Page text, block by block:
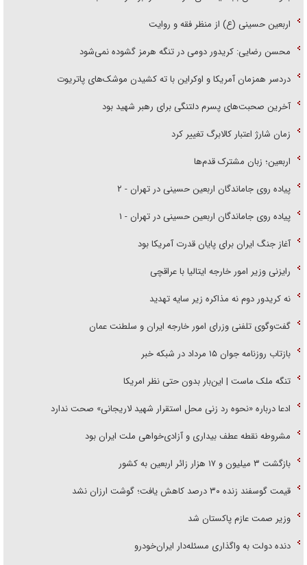
اربعین حسینی (ع) از منظر فقه و روایت
محسن رضایی: کریدور دومی در تنگه هرمز گشوده نمی‌شود
دردسر همزمان آمریکا و اوکراین با ته کشیدن موشک‌های پاتریوت
آخرین صحبت‌های پسرم دلتنگی برای رهبر شهید بود
زمان شارژ اعتبار کالابرگ تغییر کرد
اربعین؛ زبان مشترک قدم‌ها
پیاده روی جاماندگان اربعین حسینی در تهران - ۲
پیاده روی جاماندگان اربعین حسینی در تهران - ۱
آغاز جنگ ایران برای پایان قدرت آمریکا بود
رایزنی وزیر امور خارجه ایتالیا با عراقچی
نه کریدور دوم نه مذاکره زیر سایه تهدید
گفت‌وگوی تلفنی وزرای امور خارجه ایران و سلطنت عمان
بازتاب روزنامه جوان ۱۵ مرداد در شبکه خبر
تنگه ملک ماست | این‌بار بدون حتی نظر امریکا
ادعا درباره «نحوه رد زنی محل استقرار شهید لاریجانی» صحت ندارد
مشروطه نقطه عطف بیداری و آزادی‌خواهی ملت ایران بود
بازگشت ۳ میلیون و ۱۷ هزار زائر اربعین به کشور
قیمت گوسفند زنده ۳۰ درصد کاهش یافت؛ گوشت ارزان نشد
وزیر صمت عازم پاکستان شد
دنده دولت به واگذاری مسئله‌دار ایران‌خودرو